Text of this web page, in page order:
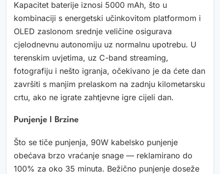
Kapacitet baterije iznosi 5000 mAh, što u
kombinaciji s energetski učinkovitom platformom i
OLED zaslonom srednje veličine osigurava
cjelodnevnu autonomiju uz normalnu upotrebu. U
terenskim uvjetima, uz C-band streaming,
fotografiju i nešto igranja, očekivano je da ćete dan
završiti s manjim prelaskom na zadnju kilometarsku
crtu, ako ne igrate zahtjevne igre cijeli dan.
Punjenje I Brzine
Što se tiče punjenja, 90W kabelsko punjenje
obećava brzo vraćanje snage — reklamirano do
100% za oko 35 minuta. Bežično punjenje doseže